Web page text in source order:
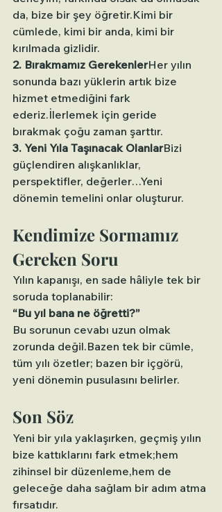
da, bize bir şey öğretir.Kimi bir
cümlede, kimi bir anda, kimi bir
kırılmada gizlidir.
2. Bırakmamız GerekenlerHer yılın
sonunda bazı yüklerin artık bize
hizmet etmediğini fark
ederiz.İlerlemek için geride
bırakmak çoğu zaman şarttır.
3. Yeni Yıla Taşınacak OlanlarBizi
güçlendiren alışkanlıklar,
perspektifler, değerler…Yeni
dönemin temelini onlar oluşturur.
Kendimize Sormamız
Gereken Soru
Yılın kapanışı, en sade hâliyle tek bir
soruda toplanabilir:
“Bu yıl bana ne öğretti?”
Bu sorunun cevabı uzun olmak
zorunda değil.Bazen tek bir cümle,
tüm yılı özetler; bazen bir içgörü,
yeni dönemin pusulasını belirler.
Son Söz
Yeni bir yıla yaklaşırken, geçmiş yılın
bize kattıklarını fark etmek;hem
zihinsel bir düzenleme,hem de
geleceğe daha sağlam bir adım atma
fırsatıdır.